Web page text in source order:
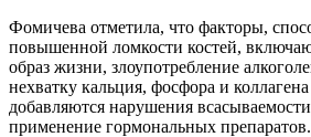
Фомичева отметила, что факторы,
повышенной ломкости костей,
образ жизни, злоупотребление
нехватку кальция, фосфора и
добавляются нарушения
применение гормональных препаратов.